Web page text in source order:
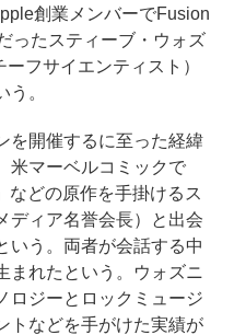
創業メンバーでFusion
ったスティーブ・ウォズ
フサイエンティスト）
。
開催するに至った経緯
米マーベルコミックで
などの原作を手掛けるス
ディア名誉会長）と出会
いう。両者が会話する中
まれたという。ウォズニ
ロジーとロックミュージ
トなどを手がけた実績が